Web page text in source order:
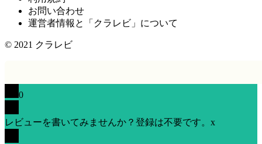
お問い合わせ
運営者情報と「クラレビ」について
© 2021 クラレビ
0
レビューを書いてみませんか？登録は不要です。 x